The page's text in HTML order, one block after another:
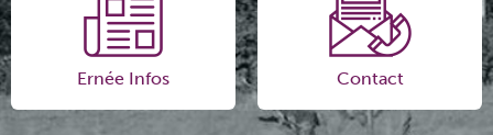
Ernée Infos Contact